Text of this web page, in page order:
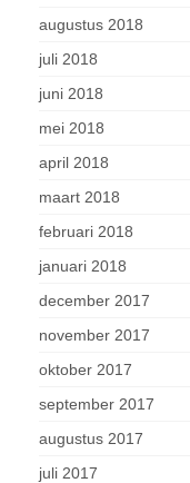
augustus 2018
juli 2018
juni 2018
mei 2018
april 2018
maart 2018
februari 2018
januari 2018
december 2017
november 2017
oktober 2017
september 2017
augustus 2017
juli 2017